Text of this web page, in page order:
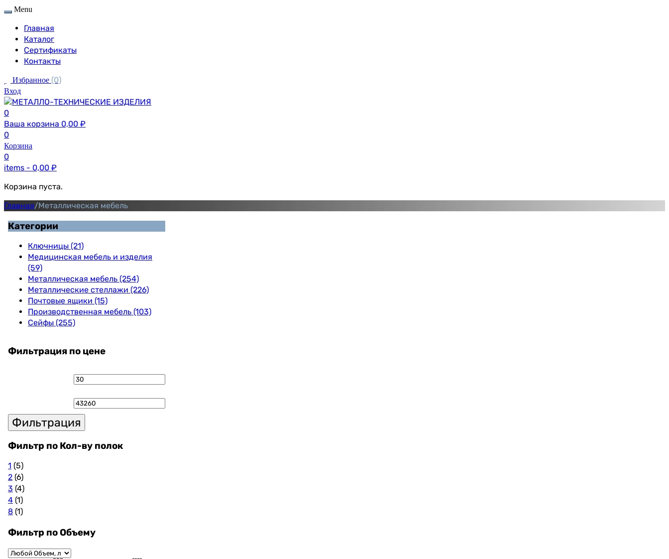
Menu
Главная
Каталог
Сертификаты
Контакты
Избранное (0)
Вход
0
Ваша корзина 0,00 ₽
0
Корзина
0
items - 0,00 ₽
Корзина пуста.
Главная/Металлическая мебель
Категории
Ключницы (21)
Медицинская мебель и изделия
(59)
Металлическая мебель (254)
Металлические стеллажи (226)
Почтовые ящики (15)
Производственная мебель (103)
Сейфы (255)
Фильтрация по цене
Минимальная
цена
Максимальная
цена
Фильтрация
Фильтр по Кол-ву полок
1 (5)
2 (6)
3 (4)
4 (1)
8 (1)
Фильтр по Объему